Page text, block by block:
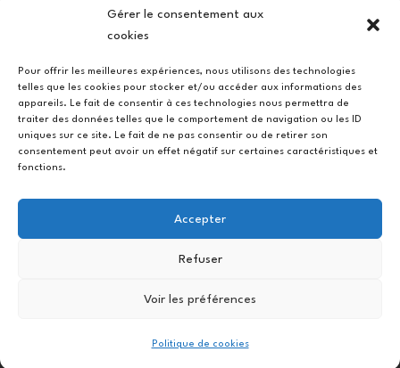
Gérer le consentement aux
cookies
Pour offrir les meilleures expériences, nous utilisons des technologies
telles que les cookies pour stocker et/ou accéder aux informations des
appareils. Le fait de consentir à ces technologies nous permettra de
traiter des données telles que le comportement de navigation ou les ID
uniques sur ce site. Le fait de ne pas consentir ou de retirer son
consentement peut avoir un effet négatif sur certaines caractéristiques et
fonctions.
Accepter
Refuser
Voir les préférences
Politique de cookies
viedulieu@quatrequarts.coop
Politique de cookies (UE)